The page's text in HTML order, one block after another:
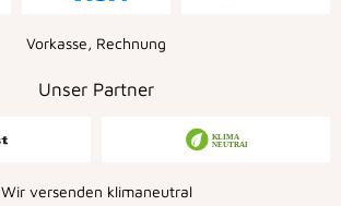
Vorkasse, Rechnung
Unser Partner
Wir versenden klimaneutral